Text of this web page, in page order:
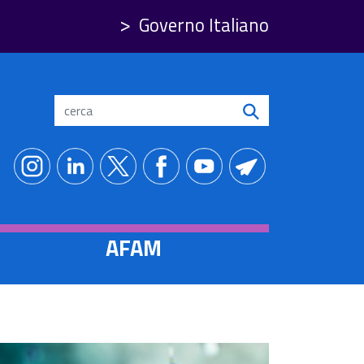
Governo Italiano
Search
AFAM